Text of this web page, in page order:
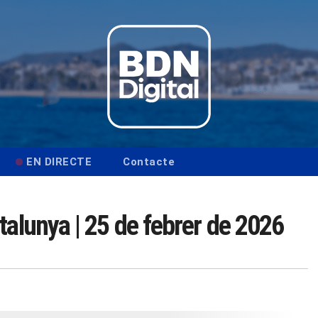
EN DIRECTE Contacte
| 25 de febrer de 2026